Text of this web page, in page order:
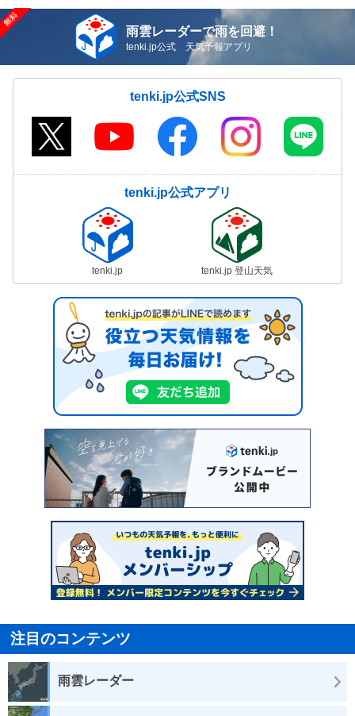
雨雲レーダーで雨を回避！
tenki.jp公式 天気予報アプリ
tenki.jp公式SNS
tenki.jp公式アプリ
tenki.jp tenki.jp 登山天気
注目のコンテンツ
雨雲レーダー